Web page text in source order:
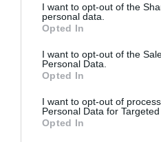
I want to opt-out of the
personal data.
Opted In
I want to opt-out of the
Personal Data.
Opted In
I want to opt-out of
Personal Data for Targeted
Opted In